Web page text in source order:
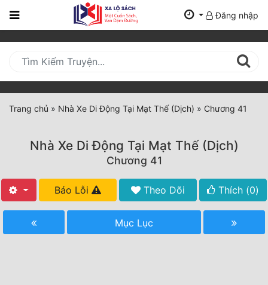
Trang
Mới
Cập
Nhật
(current)
Tất Cả
Đăng nhập
Trang chủ » Nhà Xe Di Động Tại Mạt Thế (Dịch) » Chương 41
Nhà Xe Di Động Tại Mạt Thế (Dịch)
Chương 41
Báo Lỗi Theo Dõi Thích (0)
Mục Lục